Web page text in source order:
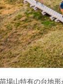
場山特有の台地